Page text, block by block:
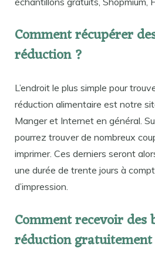
Comment récupérer
réduction ?
L’endroit le plus simple pour
réduction alimentaire est notre
Manger et Internet en général.
pourrez trouver de nombreux
imprimer. Ces derniers seront
une durée de trente jours à
d’impression.
Comment recevoir des
réduction